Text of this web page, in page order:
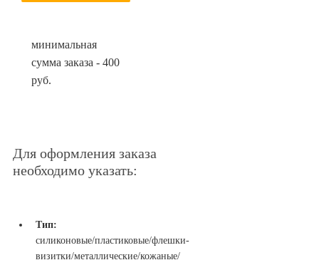
минимальная
сумма заказа - 400
руб.
Для оформления заказа
необходимо указать:
Тип:
силиконовые/пластиковые/флешки-
визитки/металлические/кожаные/